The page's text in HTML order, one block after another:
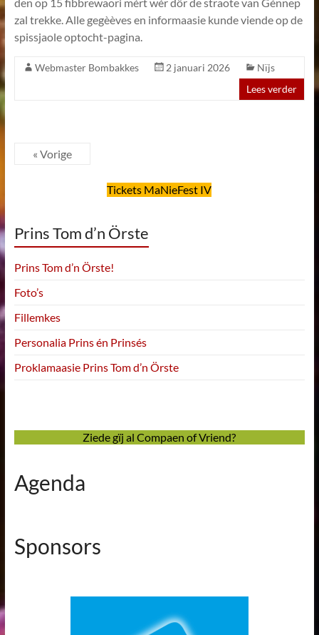
zal trekke. Alle gegèèves en informaasie kunde viende op de
spissjaole optocht-pagina.
Webmaster Bombakkes 2 januari 2026
Nïjs
Lees verder
« Vorige
Tickets MaNieFest IV
Prins Tom d’n Örste
Prins Tom d’n Örste!
Foto’s
Fillemkes
Personalia Prins én Prinsés
Proklamaasie Prins Tom d’n Örste
Ziede gïj al Compaen of Vriend?
Agenda
Sponsors